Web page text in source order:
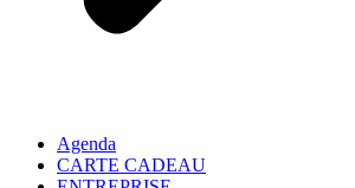
Agenda
CARTE CADEAU